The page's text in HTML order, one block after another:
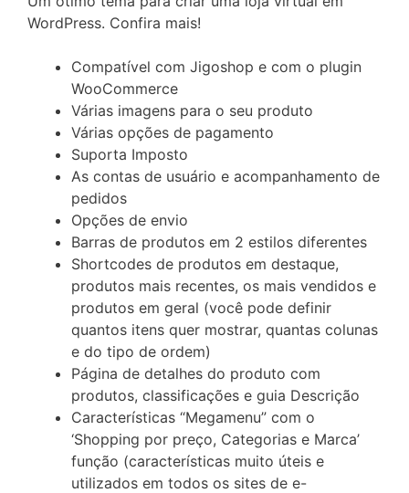
WordPress. Confira mais!
Compatível com Jigoshop e com o plugin
WooCommerce
Várias imagens para o seu produto
Várias opções de pagamento
Suporta Imposto
As contas de usuário e acompanhamento de
pedidos
Opções de envio
Barras de produtos em 2 estilos diferentes
Shortcodes de produtos em destaque,
produtos mais recentes, os mais vendidos e
produtos em geral (você pode definir
quantos itens quer mostrar, quantas colunas
e do tipo de ordem)
Página de detalhes do produto com
produtos, classificações e guia Descrição
Características “Megamenu” com o
‘Shopping por preço, Categorias e Marca’
função (características muito úteis e
utilizados em todos os sites de e-